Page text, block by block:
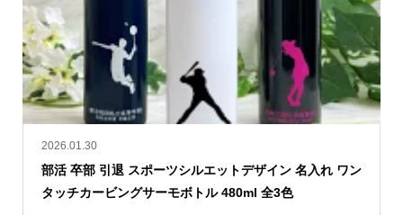
2026.01.30
部活 卒部 引退 スポーツシルエットデザイン 名入れ ワン
タッチカービングサーモボトル 480ml 全3色